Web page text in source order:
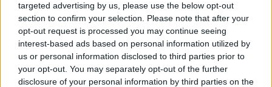
targeted advertising by us, please use the below opt-out
section to confirm your selection. Please note that after your
opt-out request is processed you may continue seeing
interest-based ads based on personal information utilized by
us or personal information disclosed to third parties prior to
your opt-out. You may separately opt-out of the further
disclosure of your personal information by third parties on the